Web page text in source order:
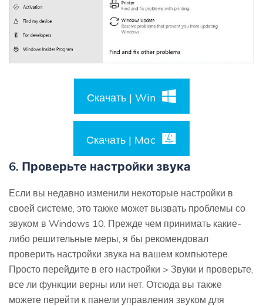
Скачать | Win
Скачать | Mac
6. Проверьте настройки звука
Если вы недавно изменили некоторые настройки в
своей системе, это также может вызвать проблемы со
звуком в Windows 10. Прежде чем принимать какие-
либо решительные меры, я бы рекомендовал
проверить настройки звука на вашем компьютере.
Просто перейдите в его настройки > Звуки и проверьте,
все ли функции верны или нет. Отсюда вы также
можете перейти к панели управления звуком для